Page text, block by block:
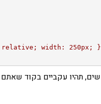
width: 250px; }